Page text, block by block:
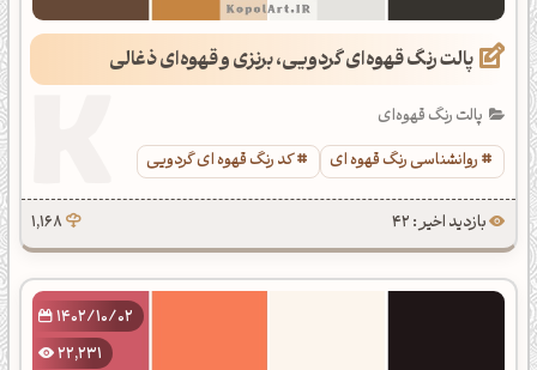
پالت رنگ قهوه‌ای گردویی، برنزی و قهوه‌ای ذغالی
پالت رنگ قهوه‌ای
روانشناسی رنگ قهوه ای
کد رنگ قهوه ای گردویی
بازدید اخیر : 42 1,168
1402/10/02
22,231